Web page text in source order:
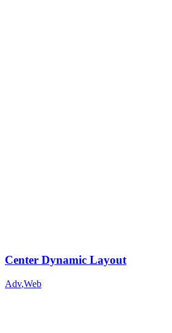
Center Dynamic Layout
Adv,Web